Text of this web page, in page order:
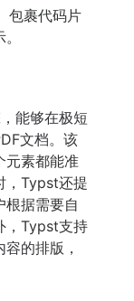
包裹代码片
能够在极短
文档。该
元素都能准
，Typst还提
根据需要自
，Typst支持
的排版，